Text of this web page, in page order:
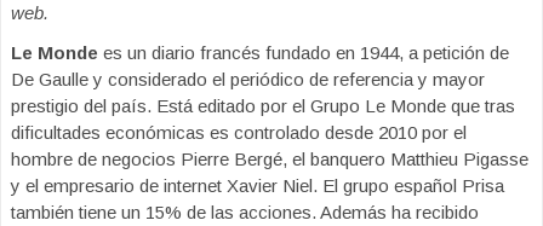
web.
Le Monde es un diario francés fundado en 1944, a petición de
De Gaulle y considerado el periódico de referencia y mayor
prestigio del país. Está editado por el Grupo Le Monde que tras
dificultades económicas es controlado desde 2010 por el
hombre de negocios Pierre Bergé, el banquero Matthieu Pigasse
y el empresario de internet Xavier Niel. El grupo español Prisa
también tiene un 15% de las acciones. Además ha recibido